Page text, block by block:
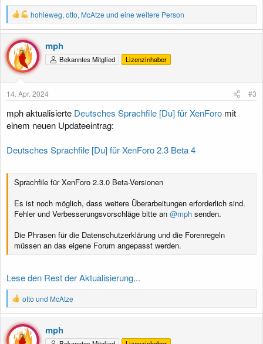
R
e
a
k
t
i
o
n
hohleweg, otto, McAtze und eine weitere Person
mph
Bekanntes Mitglied Lizenzinhaber
14. Apr. 2024 #3
mph aktualisierte Deutsches Sprachfile [Du] für XenForo mit
einem neuen Updateeintrag:
Deutsches Sprachfile [Du] für XenForo 2.3 Beta 4
Sprachfile für XenForo 2.3.0 Beta-Versionen
Es ist noch möglich, dass weitere Überarbeitungen erforderlich sind.
Fehler und Verbesserungsvorschläge bitte an @mph senden.
Die Phrasen für die Datenschutzerklärung und die Forenregeln
müssen an das eigene Forum angepasst werden.
Lese den Rest der Aktualisierung...
R
e
a
k
t
otto und McAtze
mph